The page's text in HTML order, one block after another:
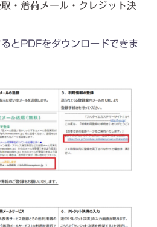
・着荷メール・クレジット決
とPDFをダウンロードできま